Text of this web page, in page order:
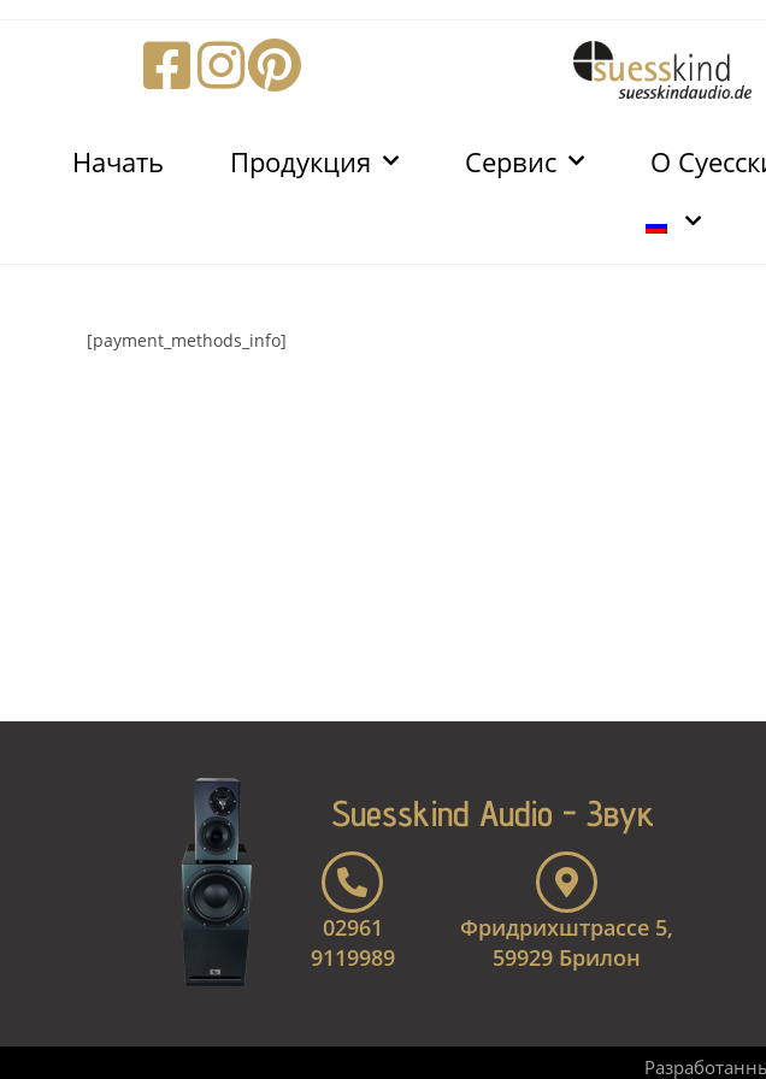
Начать Продукция Сервис О
[payment_methods_info]
Suesskind Audio - Звук
02961
9119989
Фридрихштрассе 5,
59929 Брилон